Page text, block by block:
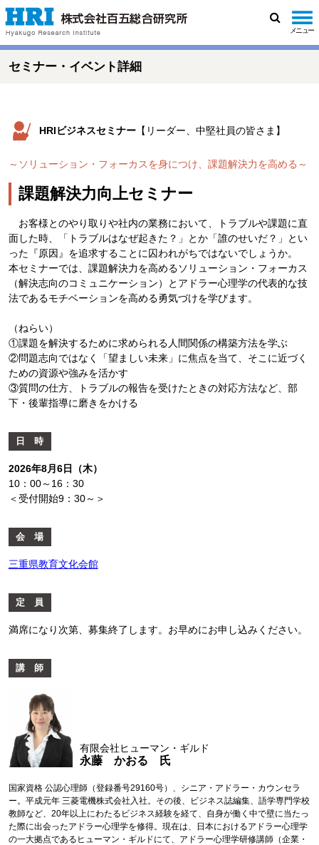
索
メニュー
セミナー・イベント詳細
HRIビジネスセミナー【リーダー、中堅社員の皆さま】
～ソリューション・フォーカスを身につけ、課題解決力を高める～
課題解決力向上セミナー
お客様とのやり取りや社内の業務において、トラブルや課題に直
面した時、「トラブルはなぜ起きた？」とか「誰のせいだ？」とい
った『原因』を追求することに囚われがちではないでしょうか。
本セミナーでは、課題解決力を高めるソリューション・フォーカス
（解決志向のコミュニケーション）とアドラー心理学の代表的な技
法であるモチベーションを高める勇気づけを学びます。
（ねらい）
①課題を解決するために求められる人間関係の構築方法を学ぶ
②問題志向ではなく「望ましい未来」に焦点を当て、そこに近づく
ための資源や強みを活かす
③質問の仕方、トラブルの報告を受けたときの対応方法など、部
下・後輩指導に磨きをかける
日 時
2026年8月6日（木）
10：00～16：30
＜受付開始9：30～＞
会 場
三重県教育文化会館
定 員
満席になり次第、募集終了します。お早めにお申し込みください。
講 師
有限会社ヒューマン・ギルド
永藤 かおる 氏
国家資格 公認心理師（登録番号29160号）、シニア・アドラー・カウンセラ
ー。平成元年 三菱電機株式会社入社。その後、ビジネス誌編集、語学専門学校
教師など、20年以上にわたるビジネス経験を経て、自身が働く中で壁に当たっ
た際に出会ったアドラー心理学を修得。現在は、日本におけるアドラー心理学
の一大拠点であるヒューマン・ギルドにて、アドラー心理学研修講師（企業・